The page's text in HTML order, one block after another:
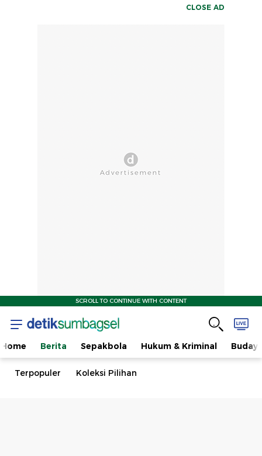
CLOSE AD
SCROLL TO CONTINUE WITH CONTENT
Home Berita Sepakbola Hukum & Kriminal
Terpopuler Koleksi Pilihan